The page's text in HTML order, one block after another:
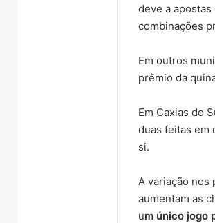
deve a
combinações
Em outros
prêmio da
Em Caxias do
duas feitas em
si.
A variação nos
aumentam as
um único jogo